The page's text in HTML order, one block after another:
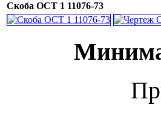
Скоба ОСТ 1 11076-73